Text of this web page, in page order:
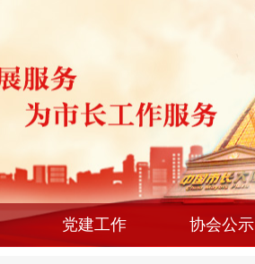
党建工作 协会公示